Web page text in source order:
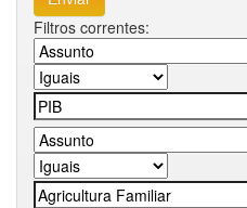
Filtros correntes: